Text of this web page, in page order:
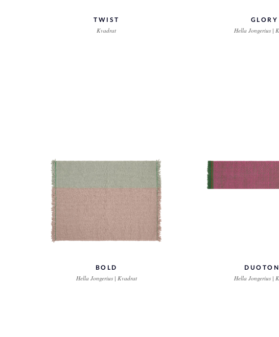
GLORY
Hella Jongerius |
TWIST
Kvadrat
Hella Jongerius |
BOLD
Hella Jongerius | Kvadrat